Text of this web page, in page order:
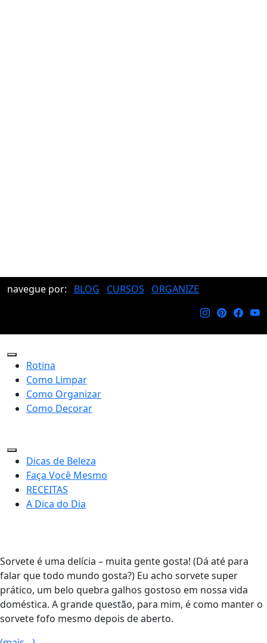
navegue por: BLOG CURSOS ORGANIZE
Rotina
Como Limpar
Como Organizar
Como Decorar
Dicas de Beleza
Faça Você Mesmo
RECEITAS
A Dica do Dia
Sorvete é uma delícia – muita gente gosta! (Dá até para
falar que todo mundo gosta?) Eu acho sorvete super
prático, um belo quebra galhos gostoso em nossa vida
doméstica. A grande questão, para mim, é como manter o
sorvete fofo mesmo depois de aberto.